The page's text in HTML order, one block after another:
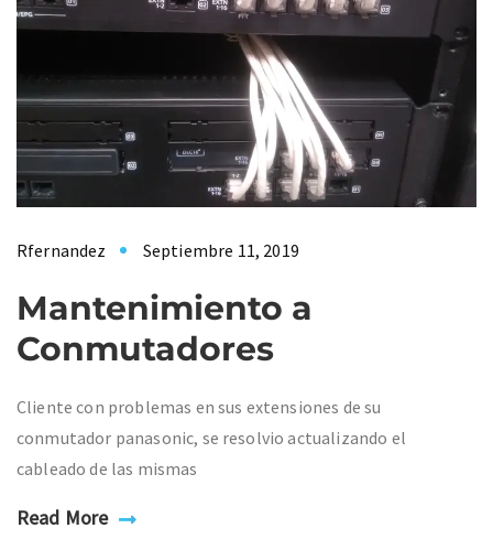
Rfernandez Septiembre 11, 2019
Mantenimiento a
Conmutadores
Cliente con problemas en sus extensiones de su
conmutador panasonic, se resolvio actualizando el
cableado de las mismas
Read More